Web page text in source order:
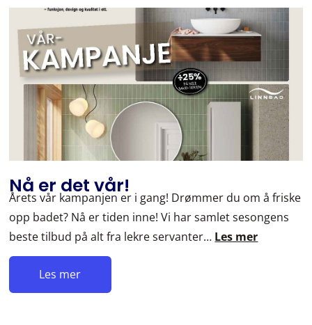
Nå er det vår!
Årets vår kampanjen er i gang! Drømmer du om å friske
opp badet? Nå er tiden inne! Vi har samlet sesongens
beste tilbud på alt fra lekre servanter… Les mer
Les mer